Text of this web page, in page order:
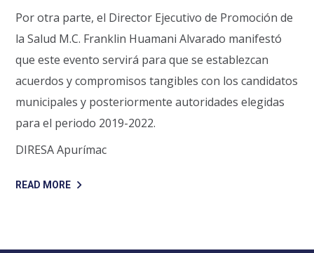
Por otra parte, el Director Ejecutivo de Promoción de
la Salud M.C. Franklin Huamani Alvarado manifestó
que este evento servirá para que se establezcan
acuerdos y compromisos tangibles con los candidatos
municipales y posteriormente autoridades elegidas
para el periodo 2019-2022.
DIRESA Apurímac
READ MORE